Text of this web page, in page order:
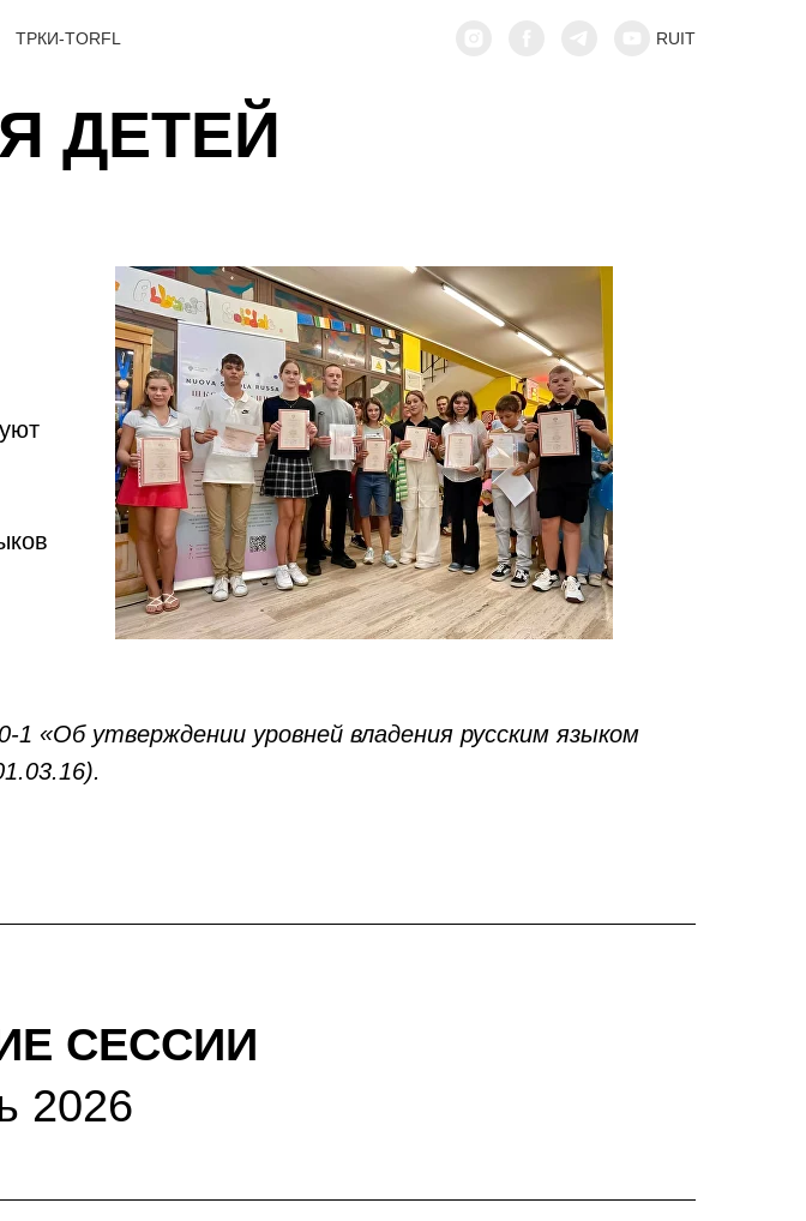
ТРКИ-TORFL RUIT
ДЕТЕЙ
«Об утверждении уровней владения русским языком
СЕССИИ
2026